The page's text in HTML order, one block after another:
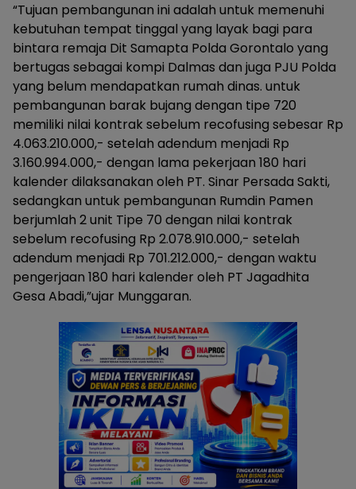
“Tujuan pembangunan ini adalah untuk memenuhi
kebutuhan tempat tinggal yang layak bagi para
bintara remaja Dit Samapta Polda Gorontalo yang
bertugas sebagai kompi Dalmas dan juga PJU Polda
yang belum mendapatkan rumah dinas. untuk
pembangunan barak bujang dengan tipe 720
memiliki nilai kontrak sebelum recofusing sebesar Rp
4.063.210.000,- setelah adendum menjadi Rp
3.160.994.000,- dengan lama pekerjaan 180 hari
kalender dilaksanakan oleh PT. Sinar Persada Sakti,
sedangkan untuk pembangunan Rumdin Pamen
berjumlah 2 unit Tipe 70 dengan nilai kontrak
sebelum recofusing Rp 2.078.910.000,- setelah
adendum menjadi Rp 701.212.000,- dengan waktu
pengerjaan 180 hari kalender oleh PT Jagadhita
Gesa Abadi,”ujar Munggaran.